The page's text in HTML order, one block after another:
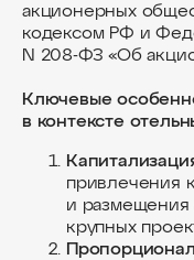
акционерных
кодексом РФ и
N 208-ФЗ «Об
Ключевые
в контексте
привлечения
и размещения
крупных